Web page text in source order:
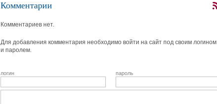
Комментарии
Комментариев нет.
Для добавления комментария необходимо войти на сайт под своим логином
и паролем.
логин пароль